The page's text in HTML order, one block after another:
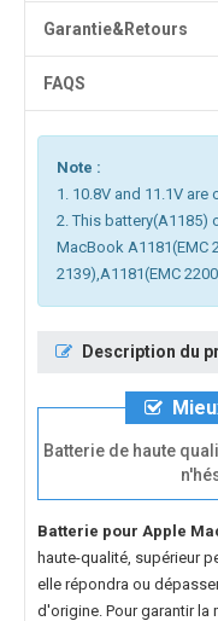
Garantie&Retours
FAQS
Note :
1. 10.8V and 11.1V
2. This
MacBook A1181(EMC
2139),A1181(EMC
Description du
Batterie de haute
Batterie pour Apple
haute-qualité, supérieur
elle répondra ou
d'origine. Pour garantir la